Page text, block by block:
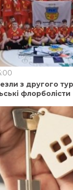
з другого
флорболісти